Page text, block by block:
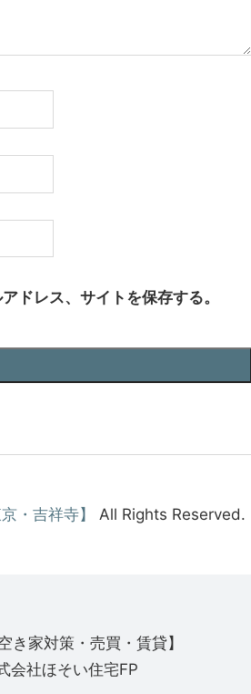
ドレス、サイトを保存する。
・吉祥寺】 All Rights Reserved.
き家対策・売買・賃貸】
会社ほそい住宅FP